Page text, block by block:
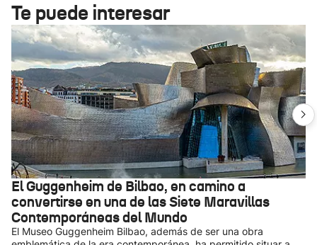
Te puede interesar
El Guggenheim de Bilbao, en camino a
convertirse en una de las Siete Maravillas
Contemporáneas del Mundo
El Museo Guggenheim Bilbao, además de ser una obra